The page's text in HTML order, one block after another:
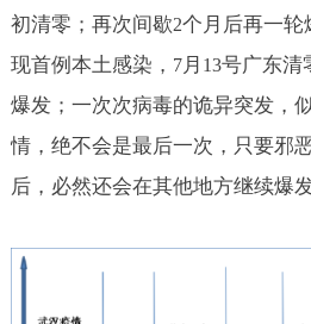
初清零；再次间歇2个月后再一轮
现首例本土感染， 7月 13号广东清
爆发；一次次病毒的诡异突发，
情，绝不会是最后一次，只要邪
后，必然还会在其他地方继续爆发